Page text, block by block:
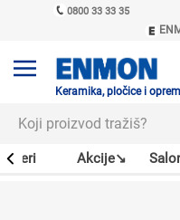
0800 33 33 35
Keramika, pločice i
Akcije↘